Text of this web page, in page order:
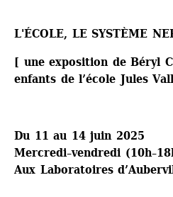
L'ÉCOLE, LE SYSTÈME
[ une exposition de Béryl
enfants de l’école Jules
Du 11 au 14 juin 2025
Mercredi–vendredi
Aux Laboratoires